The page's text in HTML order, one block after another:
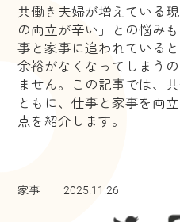
共働き夫婦が増えている
の両立が辛い」との悩み
事と家事に追われている
余裕がなくなってしまう
ません。この記事では、
ともに、仕事と家事を両
点を紹介します。
家事 2025.11.26